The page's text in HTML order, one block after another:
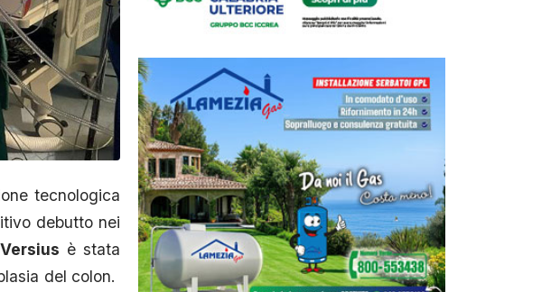
tecnologica
debutto nei
è stata
del colon.